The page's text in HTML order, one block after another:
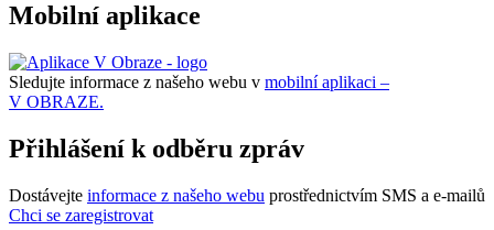
Mobilní aplikace
Sledujte informace z našeho webu v mobilní aplikaci –
V OBRAZE.
Přihlášení k odběru zpráv
Dostávejte informace z našeho webu prostřednictvím SMS a e-mailů
Chci se zaregistrovat